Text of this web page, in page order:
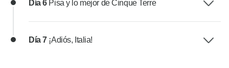
Día 6 Pisa y lo mejor de Cinque Terre
Día 7 ¡Adiós, Italia!